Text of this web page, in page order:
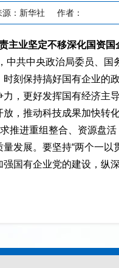
源：新华社 作者：
主业坚定不移深化国资国
共中央政治局委员、国
刻保持搞好国有企业的
，更好发挥国有经济主导
，推动科技成果加快转
推进重组整合、资源盘
发展。要坚持“两个一
国有企业党的建设，纵